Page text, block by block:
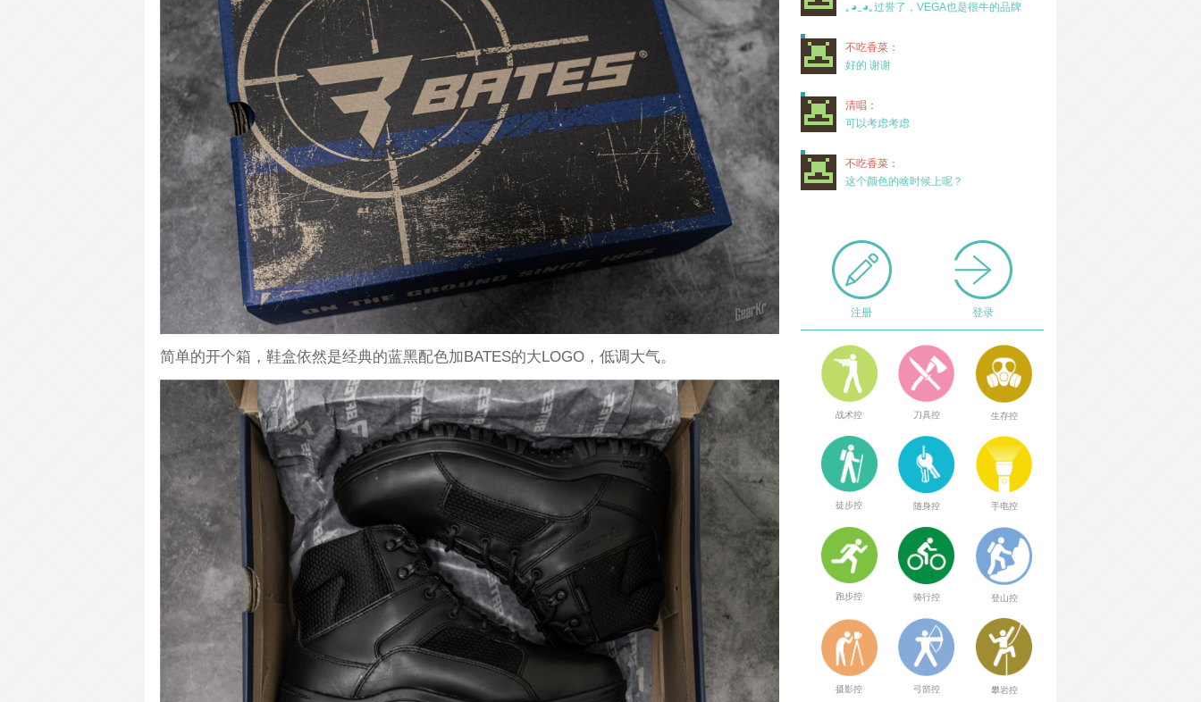
简单的开个箱，鞋盒依然是经典的蓝黑配色加BATES的大LOGO，低调大气。
｡◕‿◕｡过誉了，VEGA也是很牛的品牌
不吃香菜：
好的 谢谢
清唱：
可以考虑考虑
不吃香菜：
这个颜色的啥时候上呢？
注册 登录
战术控 刀具控 生存控
徒步控 随身控 手电控
跑步控 骑行控 登山控
摄影控 弓箭控 攀岩控